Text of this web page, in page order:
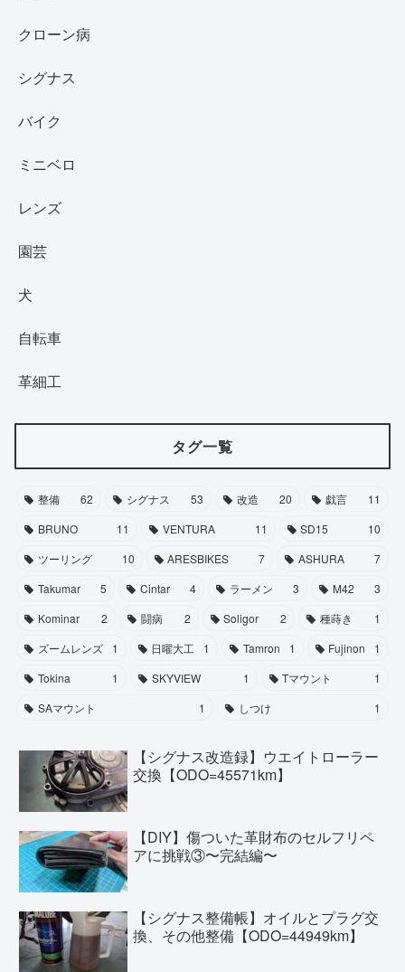
クローン病
シグナス
バイク
ミニベロ
レンズ
園芸
犬
自転車
革細工
タグ一覧
整備 62 シグナス 53 改造 20 戯言
11
BRUNO
11 VENTURA 11 SD15
10
ツーリング
10 ARESBIKES 7 ASHURA
7
Takumar
5 Cintar 4 ラーメン 3 M42
3
Kominar
2 闘病 2 Soligor 2 種蒔き
1
ズームレンズ
1 日曜大工 1 Tamron 1 Fujinon
1
Tokina
1 SKYVIEW 1 Tマウント
1
SAマウント
1 しつけ 1
【シグナス改造録】ウエイトローラー
交換【ODO=45571km】
【DIY】傷ついた革財布のセルフリペ
アに挑戦③〜完結編〜
【シグナス整備帳】オイルとプラグ交
換、その他整備【ODO=44949km】